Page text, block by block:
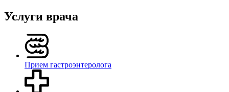
Услуги врача
Прием гастроэнтеролога